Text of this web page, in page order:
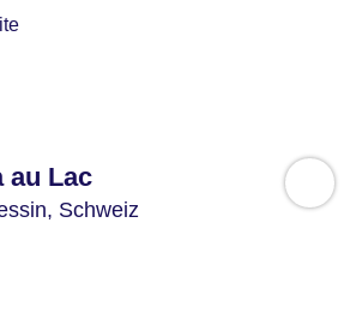
au Lac
Schweiz